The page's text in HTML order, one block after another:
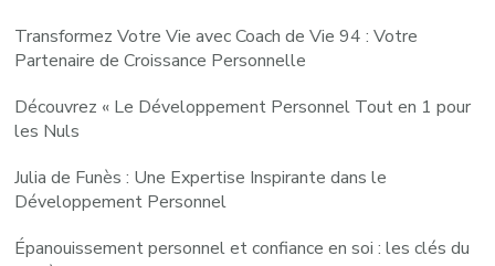
Transformez Votre Vie avec Coach de Vie 94 : Votre
Partenaire de Croissance Personnelle
Découvrez « Le Développement Personnel Tout en 1 pour
les Nuls
Julia de Funès : Une Expertise Inspirante dans le
Développement Personnel
Épanouissement personnel et confiance en soi : les clés du